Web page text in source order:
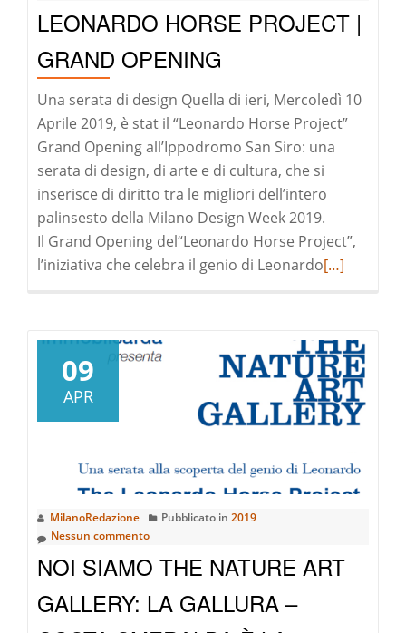
LEONARDO HORSE PROJECT |
GRAND OPENING
Una serata di design Quella di ieri, Mercoledì 10
Aprile 2019, è stat il “Leonardo Horse Project”
Grand Opening all’Ippodromo San Siro: una
serata di design, di arte e di cultura, che si
inserisce di diritto tra le migliori dell’intero
palinsesto della Milano Design Week 2019.
Il Grand Opening del“Leonardo Horse Project”,
l’iniziativa che celebra il genio di LeonardoLeggi
Horse
Project
|
Opening
[…]
09
APR
MilanoRedazione Pubblicato in 2019
Nessun commento
NOI SIAMO THE NATURE ART
GALLERY: LA GALLURA –